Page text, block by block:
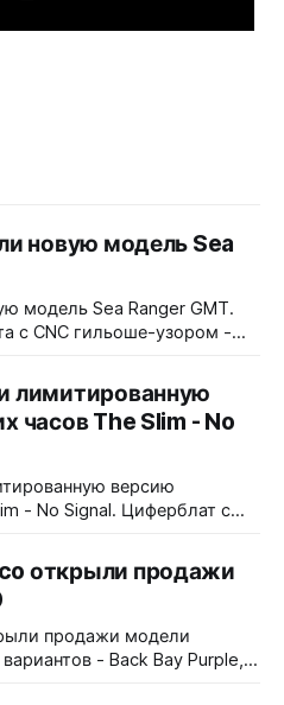
новую модель Sea
модель Sea Ranger GMT.
с CNC гильоше-узором -
Заводная коронка
FKM-ремешок, 7
на циферблате,
лимитированную
часов The Slim - No
версию
Циферблат с
и геометрические
UNDONE на 12 часах.
316L, интегрированный
мм. Ronda
открыли продажи
продажи модели
- Back Bay Purple,